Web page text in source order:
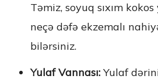
Təmiz, soyuq sıxım
neçə dəfə ekzemalı
bilərsiniz.
Yulaf Vannası: Yulaf